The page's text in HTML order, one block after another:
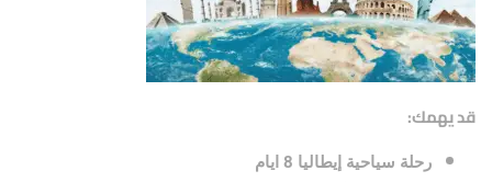
قد يهمك:
رحلة سياحية إيطاليا 8 ايام